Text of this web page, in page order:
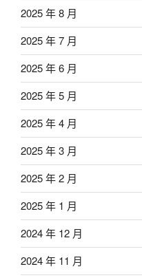
2025 年 8 月
2025 年 7 月
2025 年 6 月
2025 年 5 月
2025 年 4 月
2025 年 3 月
2025 年 2 月
2025 年 1 月
2024 年 12 月
2024 年 11 月